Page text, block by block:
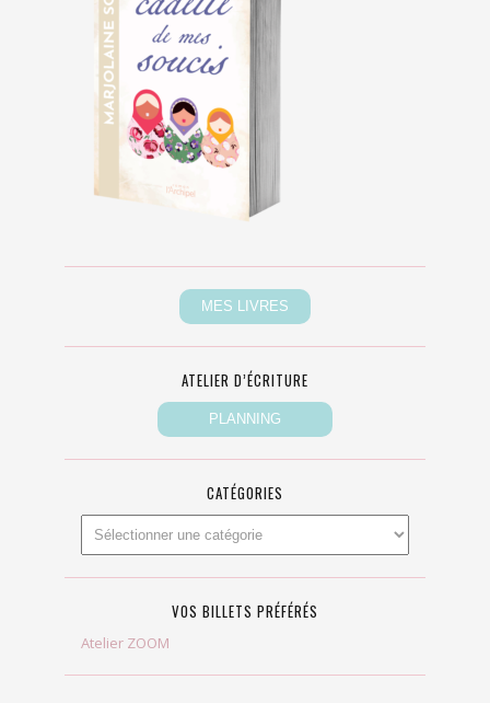
ATELIER D’ÉCRITURE
CATÉGORIES
VOS BILLETS PRÉFÉRÉS
Atelier ZOOM